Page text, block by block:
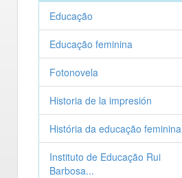
Educação
Educação feminina
Fotonovela
Historia de la impresión
História da educação feminina
Instituto de Educação Rui
Barbosa...